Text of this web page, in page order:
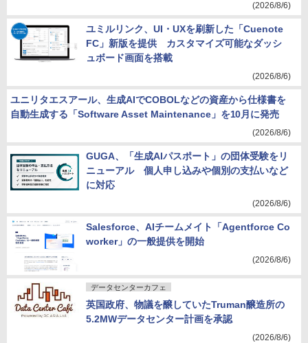
(2026/8/6)
ユミルリンク、UI・UXを刷新した「Cuenote
FC」新版を提供 カスタマイズ可能なダッシ
ュボード画面を搭載
(2026/8/6)
ユニリタエスアール、生成AIでCOBOLなどの資産から仕様書を
自動生成する「Software Asset Maintenance」を10月に発売
(2026/8/6)
GUGA、「生成AIパスポート」の団体受験をリ
ニューアル 個人申し込みや個別の支払いなど
に対応
(2026/8/6)
Salesforce、AIチームメイト「Agentforce Co
worker」の一般提供を開始
(2026/8/6)
データセンターカフェ
英国政府、物議を醸していたTruman醸造所の
5.2MWデータセンター計画を承認
(2026/8/6)